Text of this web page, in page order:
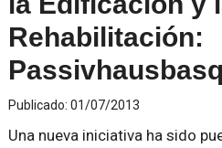
Rehabilitación:
Publicado: 01/07/2013
Una nueva iniciativa ha sido